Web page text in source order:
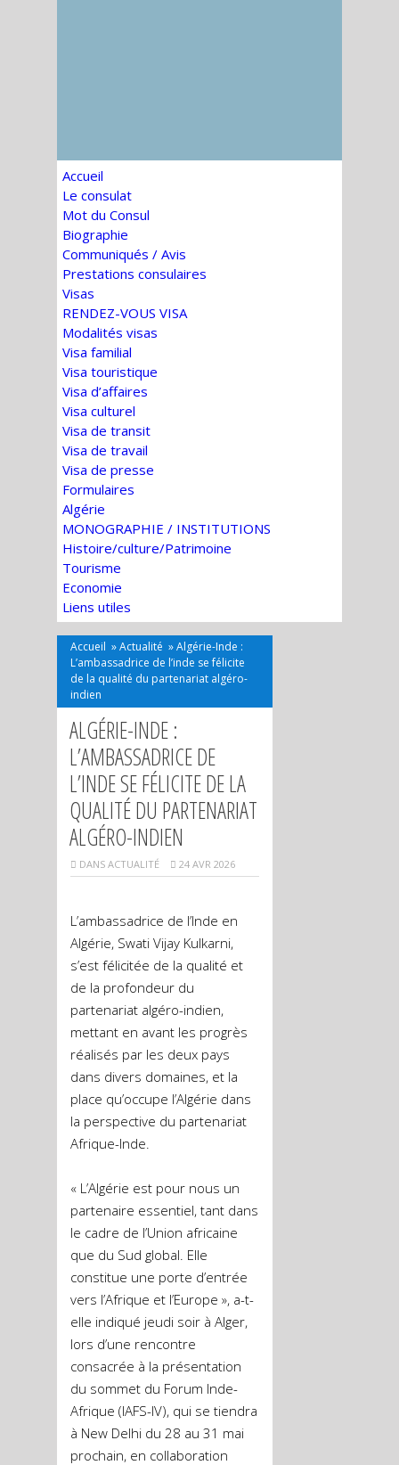
Accueil
Le consulat
Mot du Consul
Biographie
Communiqués / Avis
Prestations consulaires
Visas
RENDEZ-VOUS VISA
Modalités visas
Visa familial
Visa touristique
Visa d’affaires
Visa culturel
Visa de transit
Visa de travail
Visa de presse
Formulaires
Algérie
MONOGRAPHIE / INSTITUTIONS
Histoire/culture/Patrimoine
Tourisme
Economie
Liens utiles
Accueil »Actualité »Algérie-Inde :
L’ambassadrice de l’inde se félicite
de la qualité du partenariat algéro-
indien
ALGÉRIE-INDE :
L’AMBASSADRICE DE
L’INDE SE FÉLICITE DE LA
QUALITÉ DU PARTENARIAT
ALGÉRO-INDIEN
DANS ACTUALITÉ 24 AVR 2026
L’ambassadrice de l’Inde en
Algérie, Swati Vijay Kulkarni,
s’est félicitée de la qualité et
de la profondeur du
partenariat algéro-indien,
mettant en avant les progrès
réalisés par les deux pays
dans divers domaines, et la
place qu’occupe l’Algérie dans
la perspective du partenariat
Afrique-Inde.
« L’Algérie est pour nous un
partenaire essentiel, tant dans
le cadre de l’Union africaine
que du Sud global. Elle
constitue une porte d’entrée
vers l’Afrique et l’Europe », a-t-
elle indiqué jeudi soir à Alger,
lors d’une rencontre
consacrée à la présentation
du sommet du Forum Inde-
Afrique (IAFS-IV), qui se tiendra
à New Delhi du 28 au 31 mai
prochain, en collaboration